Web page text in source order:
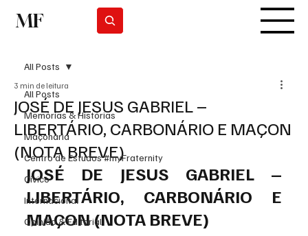
MF
All Posts
Memórias & Histórias
Maçonaria
Centro de Estudos #myFraternity
Cívico
Internacional
Opinião & Editorial
All Posts
JOSÉ DE JESUS GABRIEL –
LIBERTÁRIO, CARBONÁRIO E MAÇON
(NOTA BREVE)
3 min de leitura
JOSÉ DE JESUS GABRIEL –
LIBERTÁRIO, CARBONÁRIO E
MAÇON (NOTA BREVE)